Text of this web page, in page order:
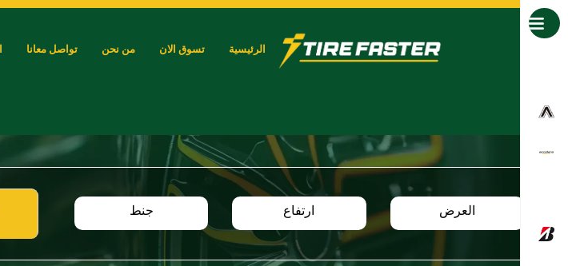
الرئيسية تسوق الان من نحن تواصل معانا
العرض ارتفاع جنط